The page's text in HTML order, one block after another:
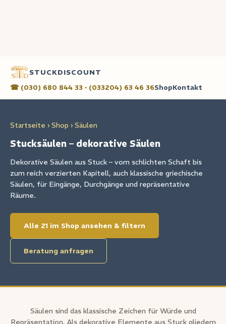
STUCKDISCOUNT
☎ (030) 680 844 33 · (033204) 63 46 36ShopKontakt
Startseite › Shop › Säulen
Stucksäulen – dekorative Säulen
Dekorative Säulen aus Stuck – vom schlichten Schaft bis
zum reich verzierten Kapitell, auch klassische griechische
Säulen, für Eingänge, Durchgänge und repräsentative
Räume.
Alle 21 im Shop ansehen & filtern
Beratung anfragen
Säulen sind das klassische Zeichen für Würde und
Repräsentation. Als dekorative Elemente aus Stuck gliedern